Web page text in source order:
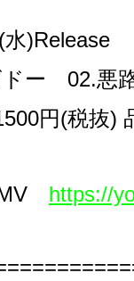
(水)Release
ドー 02.悪
円(税抜)
https://